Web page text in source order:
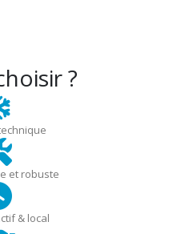
?
et robuste
& local